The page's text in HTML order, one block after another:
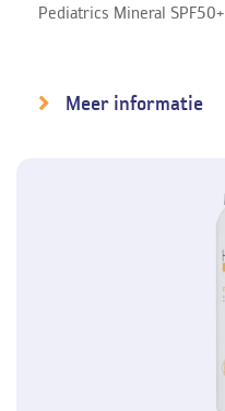
Pediatrics Mineral SPF50+
Meer informatie